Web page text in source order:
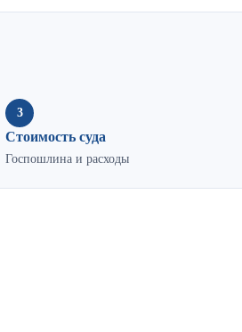
3
Стоимость суда
Госпошлина и расходы